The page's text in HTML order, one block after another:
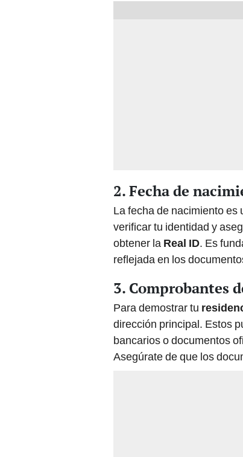
2. Fecha de
La fecha de nacimiento es
verificar tu identidad y
obtener la Real ID. Es
reflejada en los
3. Comprobantes
Para demostrar tu
dirección principal. Estos
bancarios o documentos
Asegúrate de que los